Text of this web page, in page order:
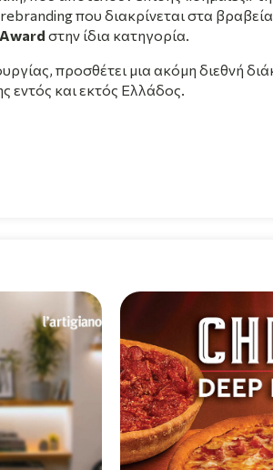
που διακρίνεται στα
στην ίδια κατηγορία.
προσθέτει μια ακόμη διεθνή
εντός και εκτός Ελλάδος.